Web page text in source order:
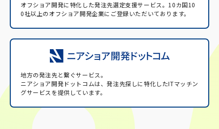
オフショア開発に特化した発注先選定支援サービス。 10カ国10
0社以上のオフショア開発企業にご登録いただいております。
地方の発注先と繋ぐサービス。
ニアショア開発ドットコムは、発注先探しに特化したITマッチン
グサービスを提供しています。